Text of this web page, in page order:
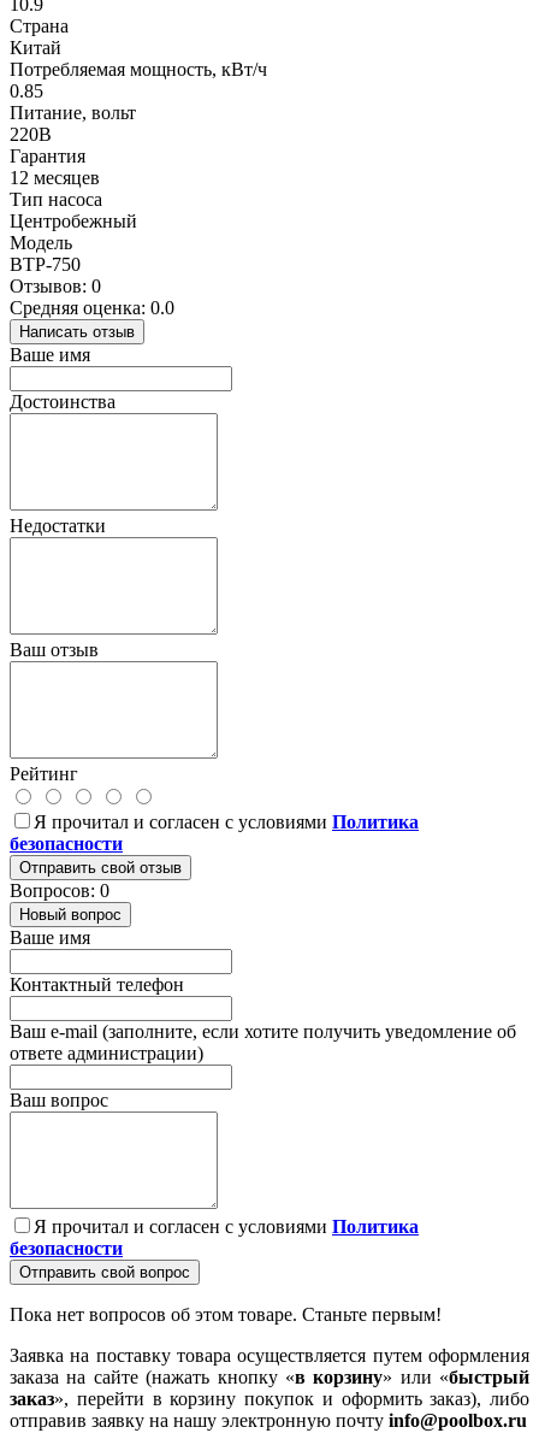
10.9
Страна
Китай
Потребляемая мощность, кВт/ч
0.85
Питание, вольт
220В
Гарантия
12 месяцев
Тип насоса
Центробежный
Модель
BTP-750
Отзывов: 0
Средняя оценка: 0.0
Написать отзыв
Ваше имя
Достоинства
Недостатки
Ваш отзыв
Рейтинг
Я прочитал и согласен с условиями Политика
безопасности
Отправить свой отзыв
Вопросов: 0
Новый вопрос
Ваше имя
Контактный телефон
Ваш e-mail (заполните, если хотите получить уведомление об
ответе администрации)
Ваш вопрос
Я прочитал и согласен с условиями Политика
безопасности
Отправить свой вопрос
Пока нет вопросов об этом товаре. Станьте первым!
Заявка на поставку товара осуществляется путем оформления
заказа на сайте (нажать кнопку «в корзину» или «быстрый
заказ», перейти в корзину покупок и оформить заказ), либо
отправив заявку на нашу электронную почту info@poolbox.ru